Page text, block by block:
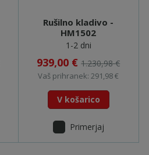
Rušilno kladivo -
HM1502
1-2 dni
939,00 €1.230,98 €
Vaš prihranek: 291,98 €
V košarico
Primerjaj